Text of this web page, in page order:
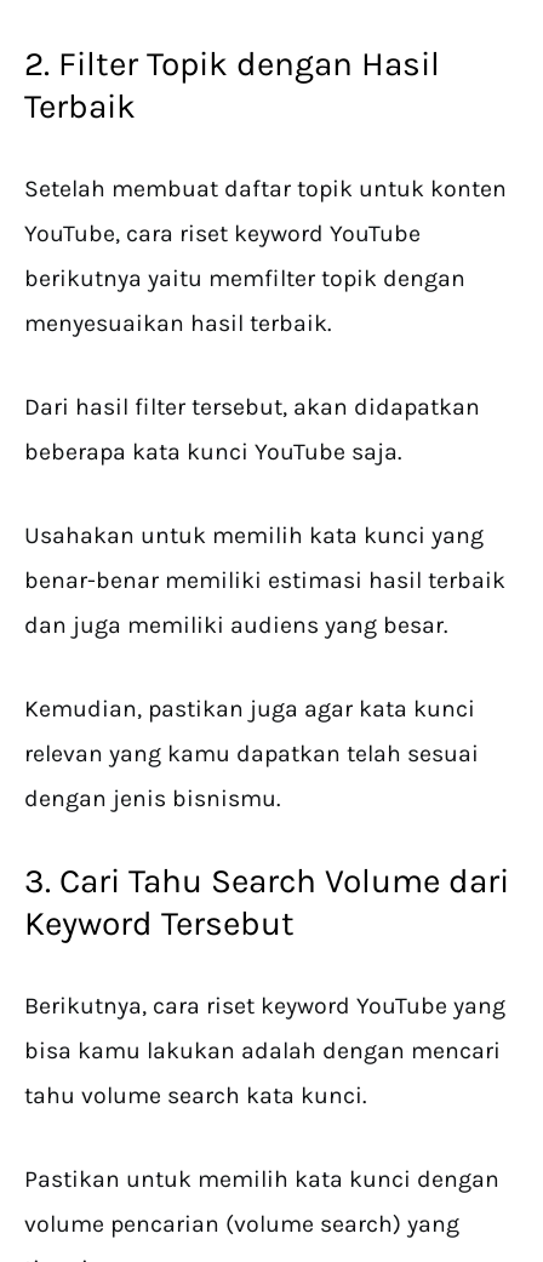
2. Filter Topik dengan Hasil
Terbaik
Setelah membuat daftar topik untuk konten
YouTube, cara riset keyword YouTube
berikutnya yaitu memfilter topik dengan
menyesuaikan hasil terbaik.
Dari hasil filter tersebut, akan didapatkan
beberapa kata kunci YouTube saja.
Usahakan untuk memilih kata kunci yang
benar-benar memiliki estimasi hasil terbaik
dan juga memiliki audiens yang besar.
Kemudian, pastikan juga agar kata kunci
relevan yang kamu dapatkan telah sesuai
dengan jenis bisnismu.
3. Cari Tahu Search Volume dari
Keyword Tersebut
Berikutnya, cara riset keyword YouTube yang
bisa kamu lakukan adalah dengan mencari
tahu volume search kata kunci.
Pastikan untuk memilih kata kunci dengan
volume pencarian (volume search) yang